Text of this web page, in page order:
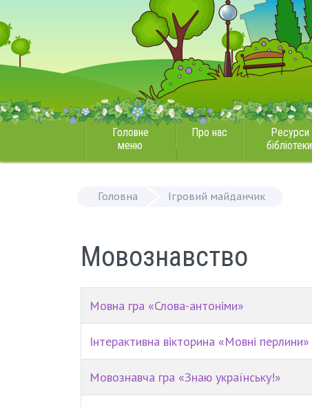
Головне
меню
Про нас
Ресурси
бібліотеки
Головна Ігровий майданчик
Мовознавство
Мовна гра «Слова-антоніми»
Інтерактивна вікторина «Мовні перлини»
Мовознавча гра «Знаю українську!»